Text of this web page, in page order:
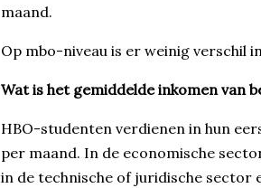
maand.
Op mbo-niveau is er weinig verschil
Wat is het gemiddelde inkomen van
HBO-studenten verdienen in hun
per maand. In de economische
in de technische of juridische sector